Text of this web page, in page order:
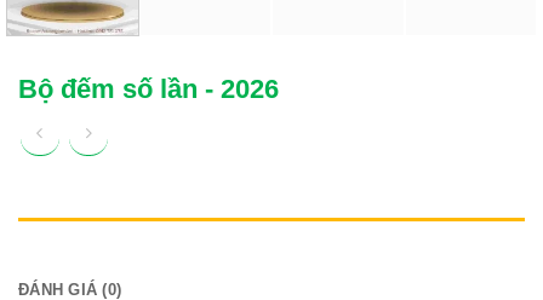
Bộ đếm số lần - 2026
ĐÁNH GIÁ (0)